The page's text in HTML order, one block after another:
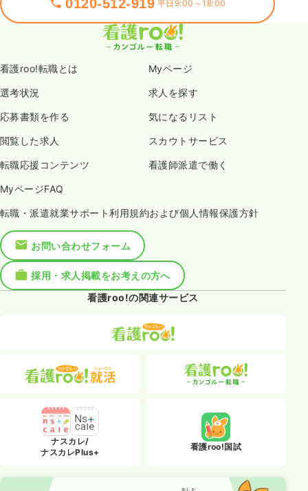
0120-512-919 平日9:00～18:00
看護roo!転職とは Myページ
選考状況 求人を探す
応募書類を作る 気になるリスト
閲覧した求人 スカウトサービス
転職応援コンテンツ 看護師派遣で働く
MyページFAQ
転職・派遣就業サポート利用規約および個人情報保護方針
お問い合わせフォーム
採用・求人掲載をお考えの方へ
看護roo!の関連サービス
ナスカレ/
ナスカレPlus+
看護roo!国試